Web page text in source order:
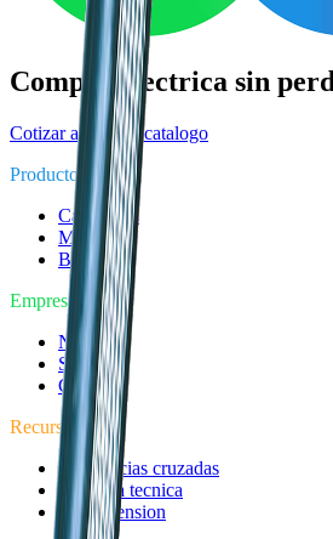
Compra electrica sin
Cotizar ahoraVer catalogo
Producto
Categorias
Marcas
Buscar
Empresa
Nosotros
Servicios
Cotizar
Recursos
Referencias cruzadas
Asesoria tecnica
Media tension